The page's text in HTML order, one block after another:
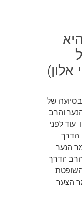
אלון)
של
והרב
עוד לפני
הדרך
הנער
הדרך
הצער